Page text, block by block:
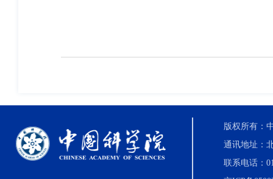
版权所有：
通讯地址：
联系电话：